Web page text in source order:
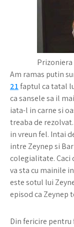
Am ramas putin
21faptul ca tatal
ca sansele sa il
iata-l in carne si
treaba de
in vreun fel. Intai
intre Zeynep si
colegialitate. Caci
va sta cu mainile
este sotul lui
episod ca Zeynep
Din fericire